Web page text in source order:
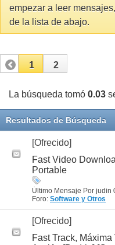
empezar a leer
de la lista de abajo.
1 2
La búsqueda tomó 0.03
Resultados de Búsqueda
[Ofrecido]
Fast Video
Portable
Último Mensaje Por judin
Foro: Software y Otros
[Ofrecido]
Fast Track,